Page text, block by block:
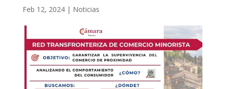
Feb 12, 2024| Noticias